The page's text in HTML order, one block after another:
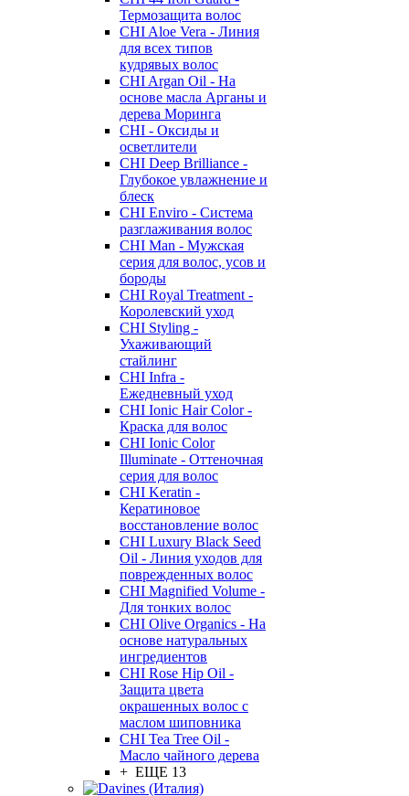
Термозащита волос
CHI Aloe Vera - Линия
для всех типов
кудрявых волос
CHI Argan Oil - На
основе масла Арганы и
дерева Моринга
CHI - Оксиды и
осветлители
CHI Deep Brilliance -
Глубокое увлажнение и
блеск
CHI Enviro - Система
разглаживания волос
CHI Man - Мужская
серия для волос, усов и
бороды
CHI Royal Treatment -
Королевский уход
CHI Styling -
Ухаживающий
стайлинг
CHI Infra -
Ежедневный уход
CHI Ionic Hair Color -
Краска для волос
CHI Ionic Color
Illuminate - Оттеночная
серия для волос
CHI Keratin -
Кератиновое
восстановление волос
CHI Luxury Black Seed
Oil - Линия уходов для
поврежденных волос
CHI Magnified Volume -
Для тонких волос
CHI Olive Organics - На
основе натуральных
ингредиентов
CHI Rose Hip Oil -
Защита цвета
окрашенных волос с
маслом шиповника
CHI Tea Tree Oil -
Масло чайного дерева
+ ЕЩЕ 13